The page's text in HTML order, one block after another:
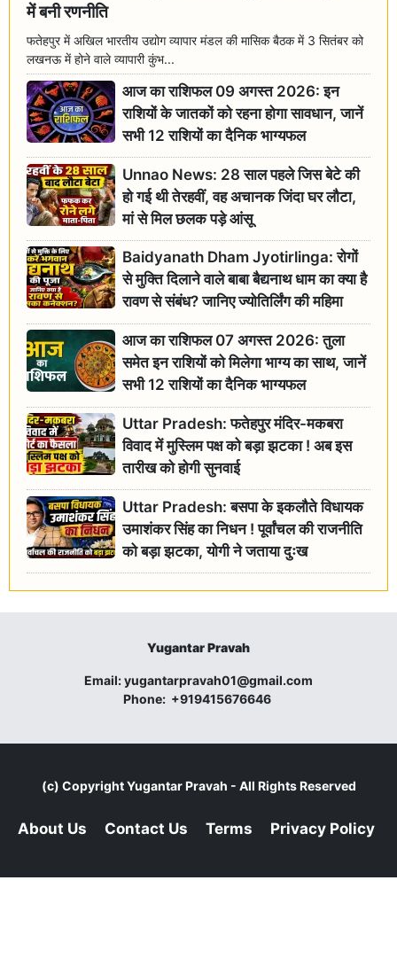
में बनी रणनीति
फतेहपुर में अखिल भारतीय उद्योग व्यापार मंडल की मासिक बैठक में 3 सितंबर को
लखनऊ में होने वाले व्यापारी कुंभ...
आज का राशिफल 09 अगस्त 2026: इन
राशियों के जातकों को रहना होगा सावधान, जानें
सभी 12 राशियों का दैनिक भाग्यफल
Unnao News: 28 साल पहले जिस बेटे की
हो गई थी तेरहवीं, वह अचानक जिंदा घर लौटा,
मां से मिल छलक पड़े आंसू
Baidyanath Dham Jyotirlinga: रोगों
से मुक्ति दिलाने वाले बाबा बैद्यनाथ धाम का क्या है
रावण से संबंध? जानिए ज्योतिर्लिंग की महिमा
आज का राशिफल 07 अगस्त 2026: तुला
समेत इन राशियों को मिलेगा भाग्य का साथ, जानें
सभी 12 राशियों का दैनिक भाग्यफल
Uttar Pradesh: फतेहपुर मंदिर-मकबरा
विवाद में मुस्लिम पक्ष को बड़ा झटका ! अब इस
तारीख को होगी सुनवाई
Uttar Pradesh: बसपा के इकलौते विधायक
उमाशंकर सिंह का निधन ! पूर्वांचल की राजनीति
को बड़ा झटका, योगी ने जताया दुःख
Yugantar Pravah
Email:yugantarpravah01@gmail.com
Phone: +919415676646
(c) CopyrightYugantar Pravah - All Rights Reserved
About Us Contact Us Terms Privacy Policy